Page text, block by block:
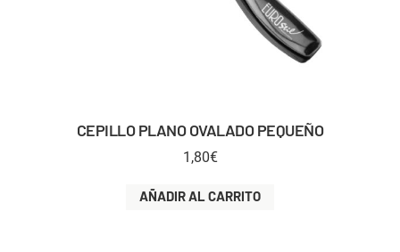
CEPILLO PLANO OVALADO PEQUEÑO
1,80€
AÑADIR AL CARRITO